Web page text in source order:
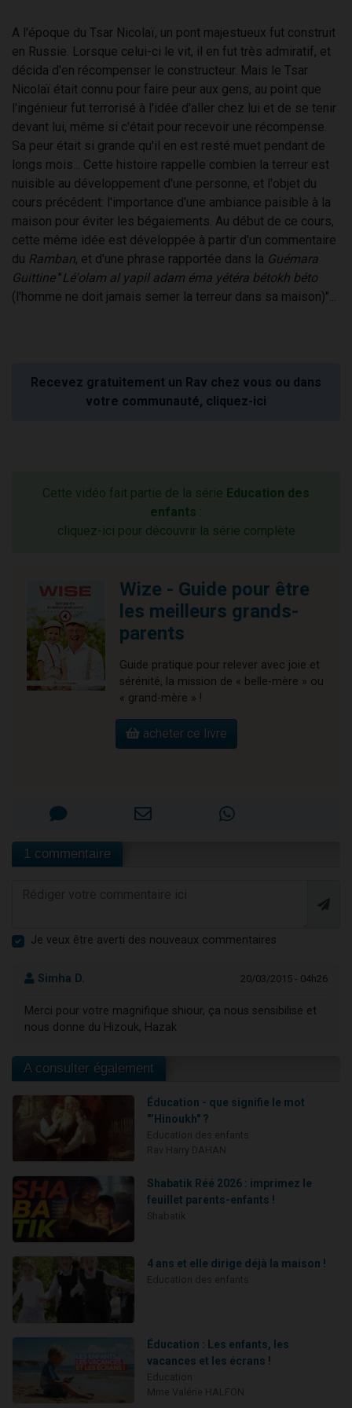
A l'époque du Tsar Nicolaï, un pont majestueux fut construit
en Russie. Lorsque celui-ci le vit, il en fut très admiratif, et
décida d'en récompenser le constructeur. Mais le Tsar
Nicolaï était connu pour faire peur aux gens, au point que
l'ingénieur fut terrorisé à l'idée d'aller chez lui et de se tenir
devant lui, même si c'était pour recevoir une récompense.
Sa peur était si grande qu'il en est resté muet pendant de
longs mois... Cette histoire rappelle combien la terreur est
nuisible au développement d'une personne, et l'objet du
cours précédent: l'importance d'une ambiance paisible à la
maison pour éviter les bégaiements. Au début de ce cours,
cette même idée est développée à partir d'un commentaire
du Ramban, et d'une phrase rapportée dans la Guémara
Guittine"Lé'olam al yapil adam éma yétéra bétokh béto
(l'homme ne doit jamais semer la terreur dans sa maison)"...
Recevez gratuitement un Rav chez vous ou dans
votre communauté, cliquez-ici
Cette vidéo fait partie de la série Education des
enfants :
cliquez-ici pour découvrir la série complète
Wize - Guide pour être
les meilleurs grands-
parents
Guide pratique pour relever avec joie et
sérénité, la mission de « belle-mère » ou
« grand-mère » !
acheter ce livre
1 commentaire
Je veux être averti des nouveaux commentaires
Simha D. 20/03/2015 - 04h26
Merci pour votre magnifique shiour, ça nous sensibilise et
nous donne du Hizouk, Hazak
A consulter également
Éducation - que signifie le mot
"’Hinoukh" ?
Shabatik Réé 2026 : imprimez le
feuillet parents-enfants !
4 ans et elle dirige déjà la maison !
Éducation : Les enfants, les
vacances et les écrans !